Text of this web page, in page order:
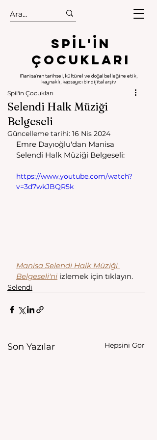
.
.
Spıl'in
Çocukları
Manisa'nın tarihsel, kültürel ve doğal belleğine etik,
kaynaklı, kapsayıcı bir dijital arşiv
Selendi Halk Müziği
Belgeseli
Spil'in Çocukları
Güncelleme tarihi: 16 Nis 2024
Emre Dayıoğlu'dan Manisa
Selendi Halk Müziği Belgeseli:
https://www.youtube.com/watch?
v=3d7wkJBQR5k
Manisa Selendi Halk Müziği
Belgeseli'ni izlemek için tıklayın.
Selendi
Son Yazılar Hepsini Gör